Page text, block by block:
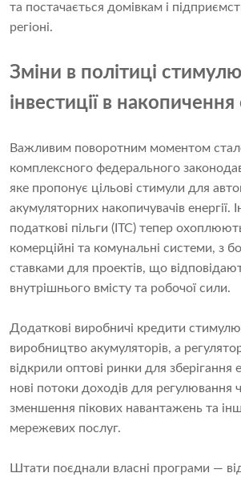
та постачається домівкам і
регіоні.
Зміни в політиці
інвестиції в накопичення
Важливим поворотним моментом
комплексного федерального
яке пропонує цільові стимули для
акумуляторних накопичувачів енергії.
податкові пільги (ITC) тепер
комерційні та комунальні системи, з
ставками для проектів, що
внутрішнього вмісту та робочої сили.
Додаткові виробничі кредити
виробництво акумуляторів, а
відкрили оптові ринки для зберігання
нові потоки доходів для регулювання
зменшення пікових навантажень та
мережевих послуг.
Штати поєднали власні програми —